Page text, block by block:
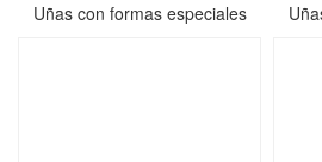
Uñas con formas especiales